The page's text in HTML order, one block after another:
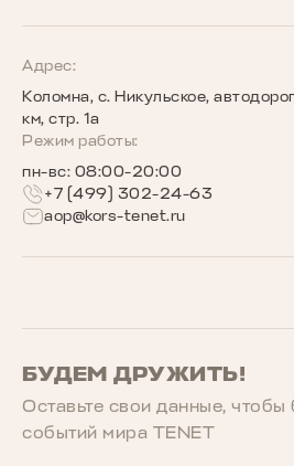
Программы страхования
Запись на сервис
Сообщество владельцев
Беговое сообщество TENET
БУДЕМ ДРУЖИТЬ!
Оставьте свои данные, чтобы
событий мира TENET
Адрес:
Коломна, с. Никульское,
км, стр. 1а
Режим работы:
пн-вс: 08:00-20:00
+7 (499) 302-24-63
aop@kors-tenet.ru